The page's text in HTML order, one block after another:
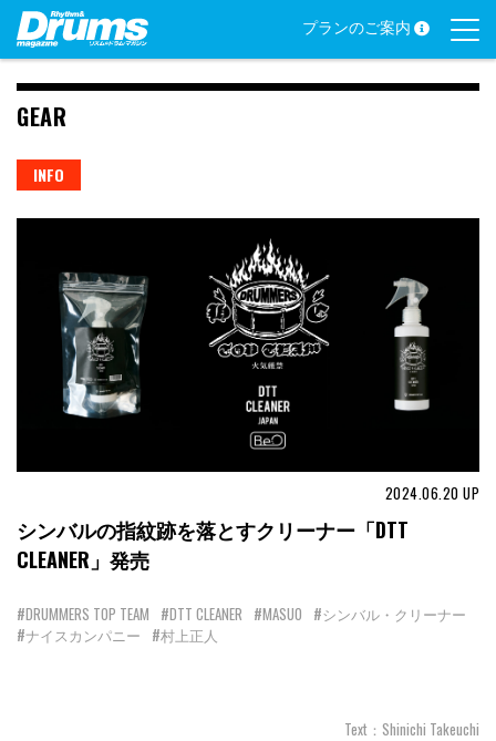
Skip
content
プランのご案内
GEAR
INFO
2024.06.20 UP
シンバルの指紋跡を落とすクリーナー「DTT
CLEANER」発売
#DRUMMERS TOP TEAM #DTT CLEANER #MASUO #シンバル・クリーナー
#ナイスカンパニー #村上正人
Text：Shinichi Takeuchi